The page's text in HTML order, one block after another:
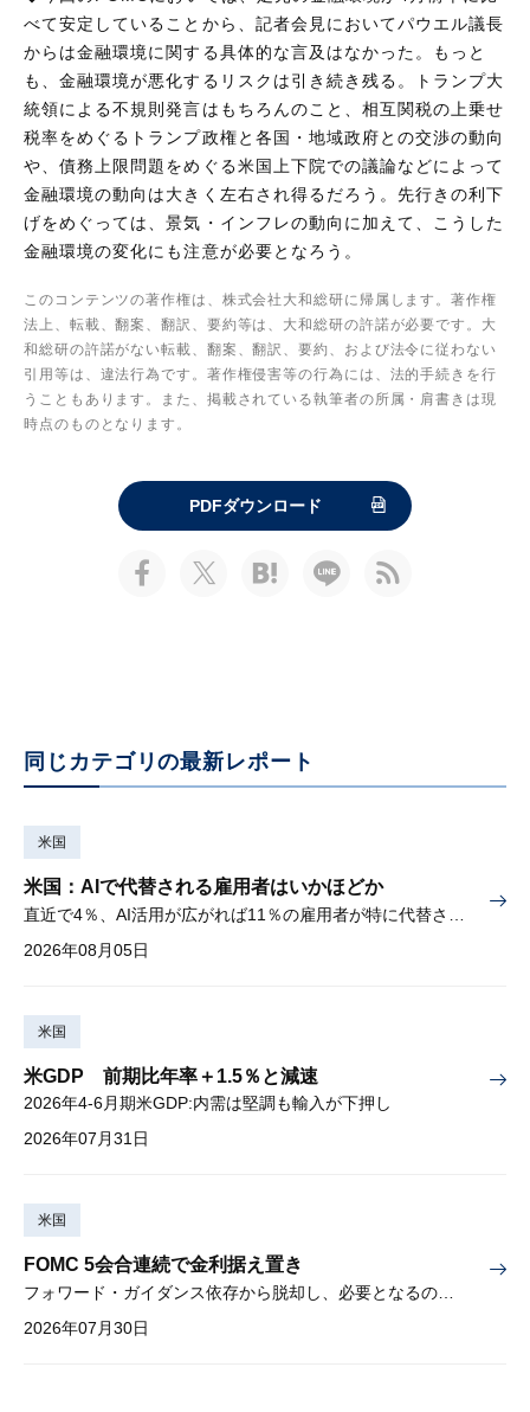
べて安定していることから、記者会見においてパウエル議長
からは金融環境に関する具体的な言及はなかった。もっと
も、金融環境が悪化するリスクは引き続き残る。トランプ大
統領による不規則発言はもちろんのこと、相互関税の上乗せ
税率をめぐるトランプ政権と各国・地域政府との交渉の動向
や、債務上限問題をめぐる米国上下院での議論などによって
金融環境の動向は大きく左右され得るだろう。先行きの利下
げをめぐっては、景気・インフレの動向に加えて、こうした
金融環境の変化にも注意が必要となろう。
このコンテンツの著作権は、株式会社大和総研に帰属します。著作権
法上、転載、翻案、翻訳、要約等は、大和総研の許諾が必要です。大
和総研の許諾がない転載、翻案、翻訳、要約、および法令に従わない
引用等は、違法行為です。著作権侵害等の行為には、法的手続きを行
うこともあります。また、掲載されている執筆者の所属・肩書きは現
時点のものとなります。
PDFダウンロード
同じカテゴリの最新レポート
米国
米国：AIで代替される雇用者はいかほどか
2026年08月05日
米国
米GDP 前期比年率＋1.5％と減速
2026年4-6月期米GDP:内需は堅調も輸入が下押し
2026年07月31日
米国
FOMC 5会合連続で金利据え置き
2026年07月30日